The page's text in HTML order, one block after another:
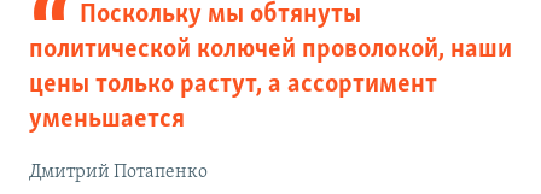
Поскольку мы обтянуты
политической колючей проволокой, наши
цены только растут, а ассортимент
уменьшается
Дмитрий Потапенко